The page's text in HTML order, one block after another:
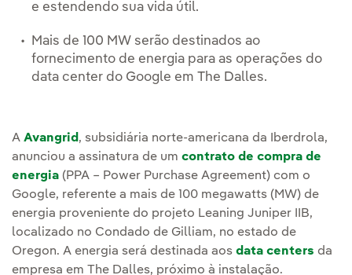
e estendendo sua vida útil.
Mais de 100 MW serão destinados ao
fornecimento de energia para as operações do
data center do Google em The Dalles.
A Avangrid , subsidiária norte-americana da Iberdrola,
anunciou a assinatura de um contrato de compra de
energia (PPA – Power Purchase Agreement) com o
Google, referente a mais de 100 megawatts (MW) de
energia proveniente do projeto Leaning Juniper IIB,
localizado no Condado de Gilliam, no estado de
Oregon. A energia será destinada aos data centers da
empresa em The Dalles, próximo à instalação.